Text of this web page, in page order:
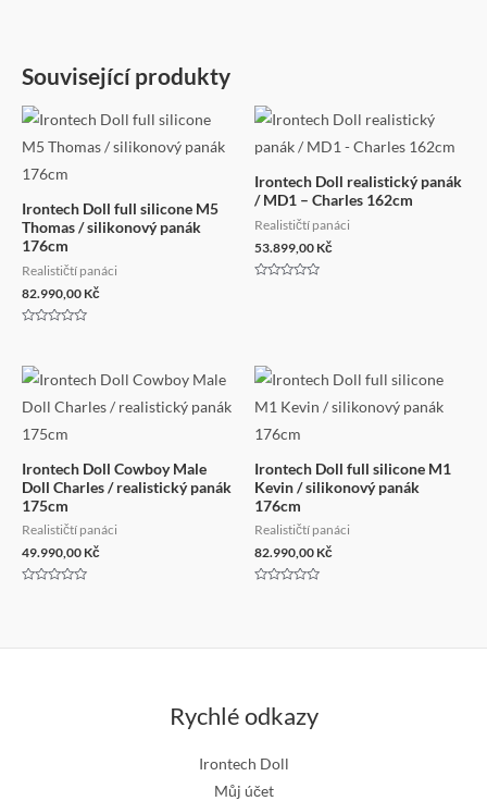
Související produkty
Irontech Doll full silicone M5
Thomas / silikonový panák
176cm
Realističtí panáci
82.990,00 Kč
5
Irontech Doll realistický panák
/ MD1 – Charles 162cm
Realističtí panáci
53.899,00 Kč
Irontech Doll Cowboy Male
Doll Charles / realistický panák
175cm
Realističtí panáci
49.990,00 Kč
Irontech Doll full silicone M1
Kevin / silikonový panák
176cm
Realističtí panáci
82.990,00 Kč
Rychlé odkazy
Irontech Doll
Můj účet